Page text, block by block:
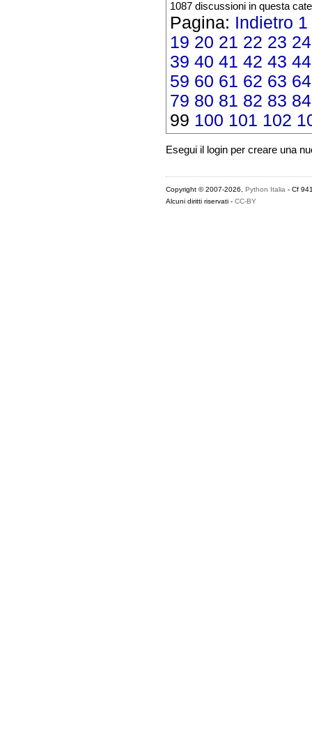
1087 discussioni in questa
Pagina: Indietro 1
19 20 21 22 23 24
39 40 41 42 43 44
59 60 61 62 63 64
79 80 81 82 83 84
99 100 101 102
Esegui il login per creare una
Copyright © 2007-2026, Python Italia - Cf
Alcuni diritti riservati - CC-BY